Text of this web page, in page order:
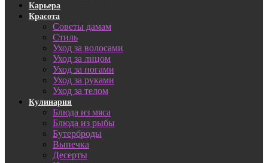
Карьера
Красота
Советы дамам
Стиль
Уход за волосами
Уход за лицом
Уход за ногами
Уход за руками
Уход за телом
Кулинария
Блюда из мяса
Блюда из рыбы
Бутерброды
Выпечка
Десерты